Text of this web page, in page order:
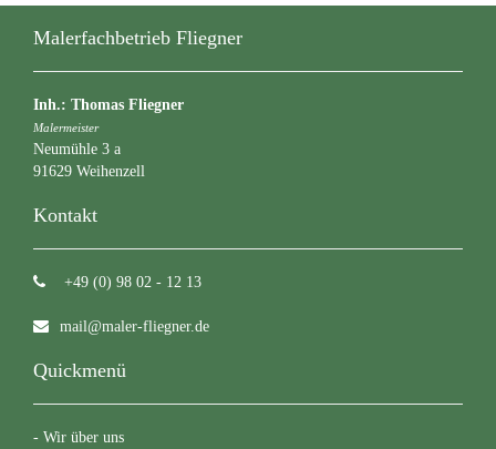
Malerfachbetrieb Fliegner
Inh.: Thomas Fliegner
Malermeister
Neumühle 3 a
91629 Weihenzell
Kontakt
+49 (0) 98 02 - 12 13
mail@maler-fliegner.de
Quickmenü
- Wir über uns